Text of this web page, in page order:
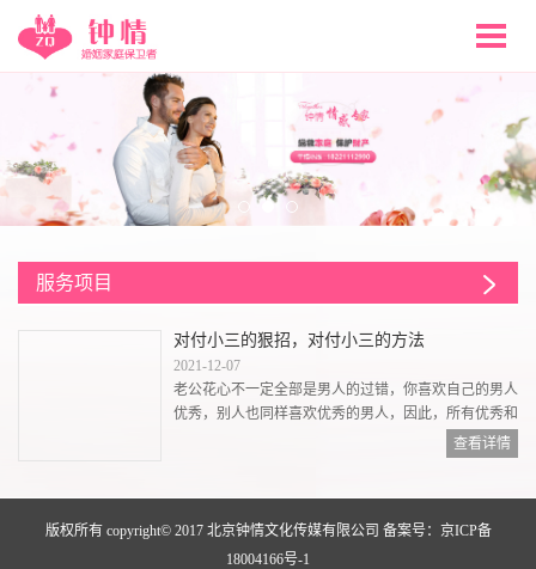
服务项目
对付小三的狠招，对付小三的方法
2021-12-07
老公花心不一定全部是男人的过错，你喜欢自己的男人
优秀，别人也同样喜欢优秀的男人，因此，所有优秀和
成功的男人身边总会飞舞着各式各样赶不走的花蝴蝶。
如果你对此反应过于激烈或过于盛气凌人。小三开始公
沉住气，千万不要希望可以用“...
查看详情
版权所有 copyright© 2017 北京钟情文化传媒有限公司 备案号： 京ICP备
18004166号-1